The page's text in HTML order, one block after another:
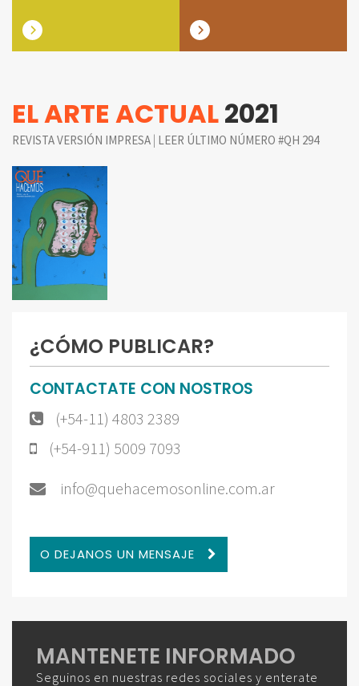
EL ARTE ACTUAL2021
REVISTA VERSIÓN IMPRESA | LEER ÚLTIMO NÚMERO #QH 294
¿CÓMO PUBLICAR?
CONTACTATE CON NOSTROS
(+54-11) 4803 2389
(+54-911) 5009 7093
info@quehacemosonline.com.ar
O DEJANOS UN MENSAJE
MANTENETE INFORMADO
Seguinos en nuestras redes sociales y enterate